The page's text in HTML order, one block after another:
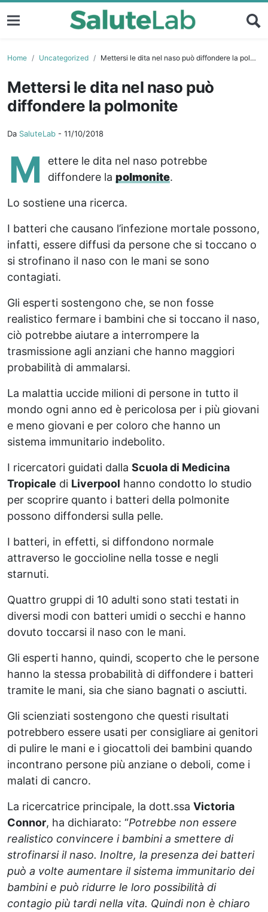
Home Uncategorized Mettersi le dita nel naso può diffondere la polmonite
Mettersi le dita nel naso può
diffondere la polmonite
Da SaluteLab - 11/10/2018
M
ettere le dita nel naso potrebbe
diffondere la polmonite.
Lo sostiene una ricerca.
I batteri che causano l’infezione mortale possono,
infatti, essere diffusi da persone che si toccano o
si strofinano il naso con le mani se sono
contagiati.
Gli esperti sostengono che, se non fosse
realistico fermare i bambini che si toccano il naso,
ciò potrebbe aiutare a interrompere la
trasmissione agli anziani che hanno maggiori
probabilità di ammalarsi.
La malattia uccide milioni di persone in tutto il
mondo ogni anno ed è pericolosa per i più giovani
e meno giovani e per coloro che hanno un
sistema immunitario indebolito.
I ricercatori guidati dalla Scuola di Medicina
Tropicale di Liverpool hanno condotto lo studio
per scoprire quanto i batteri della polmonite
possono diffondersi sulla pelle.
I batteri, in effetti, si diffondono normale
attraverso le goccioline nella tosse e negli
starnuti.
Quattro gruppi di 10 adulti sono stati testati in
diversi modi con batteri umidi o secchi e hanno
dovuto toccarsi il naso con le mani.
Gli esperti hanno, quindi, scoperto che le persone
hanno la stessa probabilità di diffondere i batteri
tramite le mani, sia che siano bagnati o asciutti.
Gli scienziati sostengono che questi risultati
potrebbero essere usati per consigliare ai genitori
di pulire le mani e i giocattoli dei bambini quando
incontrano persone più anziane o deboli, come i
malati di cancro.
La ricercatrice principale, la dott.ssa Victoria
Connor, ha dichiarato: “Potrebbe non essere
realistico convincere i bambini a smettere di
strofinarsi il naso. Inoltre, la presenza dei batteri
può a volte aumentare il sistema immunitario dei
bambini e può ridurre le loro possibilità di
contagio più tardi nella vita. Quindi non è chiaro